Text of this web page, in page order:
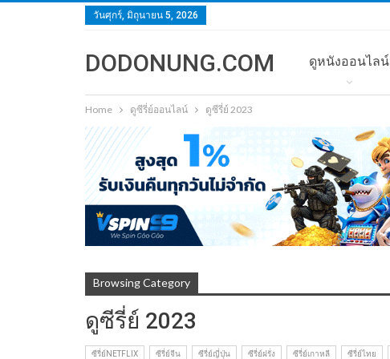
วันศุกร์, มิถุนายน 5, 2026
DODONUNG.COM ดูหนังออนไลน์
Home ดูซีรี่ย์ออนไลน์ ดูซีรี่ย์ 2023
Browsing Category
ดูซีรี่ย์ 2023
ซีรี่ย์NETFLIX ซีรี่ย์จีน ซีรี่ย์ญี่ปุ่น ซีรี่ย์ฝรั่ง ซีรี่ย์เกาหลี ซีรี่ย์ไทย